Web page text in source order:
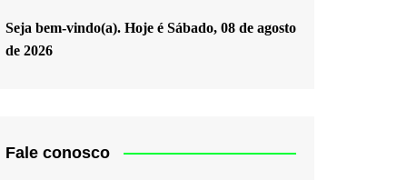
Seja bem-vindo(a). Hoje é Sábado, 08 de agosto
de 2026
Fale conosco